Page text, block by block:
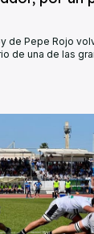
de Pepe Rojo
de una de las